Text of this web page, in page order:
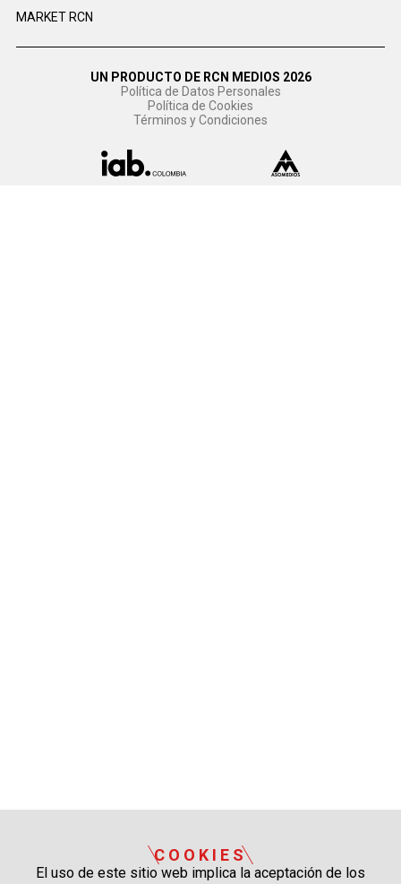
MARKET RCN
UN PRODUCTO DE RCN MEDIOS 2026
Política de Datos Personales
Política de Cookies
Términos y Condiciones
COOKIES
El uso de este sitio web implica la aceptación de los